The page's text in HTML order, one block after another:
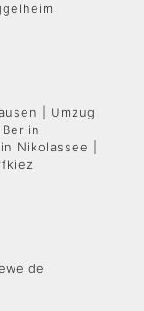
| Umzug
Nikolassee |